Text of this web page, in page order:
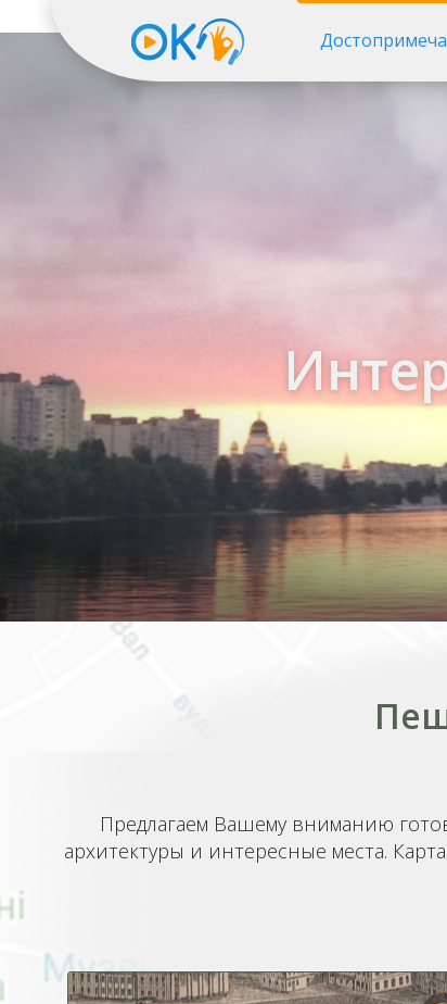
Предлагаем Вашему вниманию
архитектуры и интересные места.